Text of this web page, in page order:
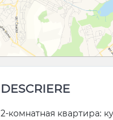
DESCRIERE
2-комнатная квартира: